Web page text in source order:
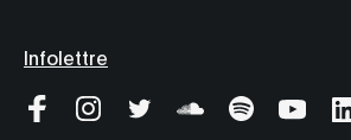
Infolettre